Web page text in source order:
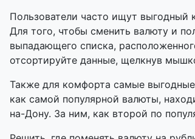
Пользователи часто ищут выгодный
Для того, чтобы сменить валюту и
выпадающего списка,
отсортируйте данные, щелкнув
Также для комфорта самые
как самой популярной валюты,
на-Дону. За ним, как второй по